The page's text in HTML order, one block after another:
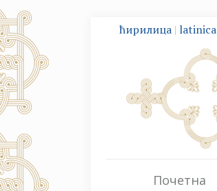
ћирилица | latinica
Почетна